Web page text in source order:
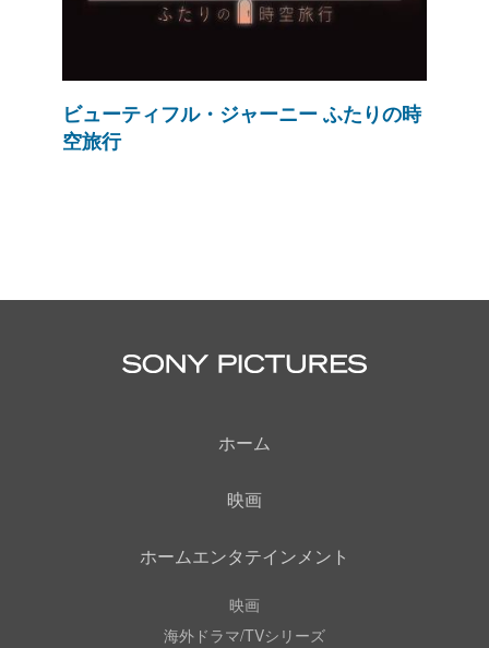
ビューティフル・ジャーニー ふたりの時
空旅行
ホーム
映画
ホームエンタテインメント
映画
海外ドラマ/TVシリーズ